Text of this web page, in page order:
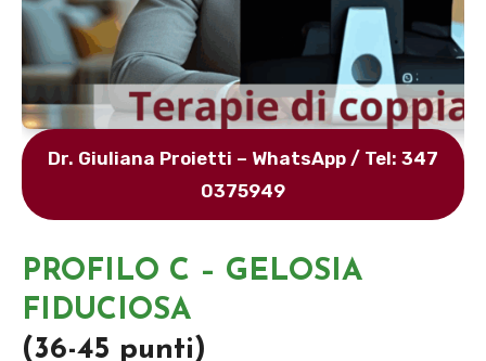
Dr. Giuliana Proietti – WhatsApp / Tel: 347
0375949
PROFILO C – GELOSIA
FIDUCIOSA
(36-45 punti)